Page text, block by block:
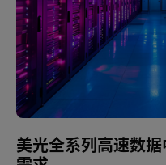
美光全系列高速数